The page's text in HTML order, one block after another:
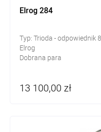
Elrog 284
Typ: Trioda - odpowiednik
Elrog
Dobrana para
13 100,00 zł